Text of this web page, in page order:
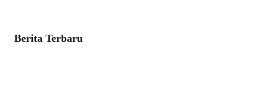
Berita Terbaru